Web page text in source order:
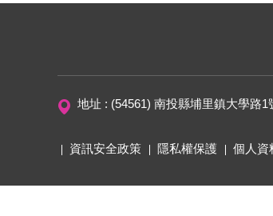
地址 : (54561) 南投縣埔里鎮大學路1
資訊安全政策 隱私權保護 個人資